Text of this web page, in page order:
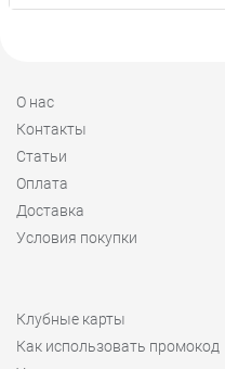
О нас
Контакты
Статьи
Оплата
Доставка
Условия покупки
Клубные карты
Как использовать промокод